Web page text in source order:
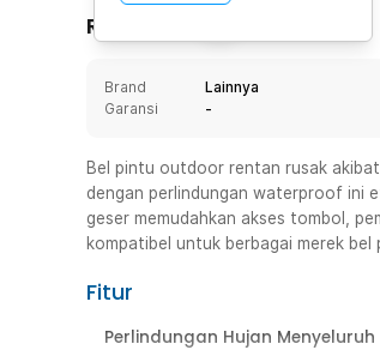
Toko
Toko Cikupa
Pick n Go
Rincian Produk
Brand
Lainnya
Garansi
-
Bel pintu outdoor rentan rusak
dengan perlindungan waterproof ini
geser memudahkan akses tombol,
kompatibel untuk berbagai merek bel
Fitur
Perlindungan Hujan Menyeluruh